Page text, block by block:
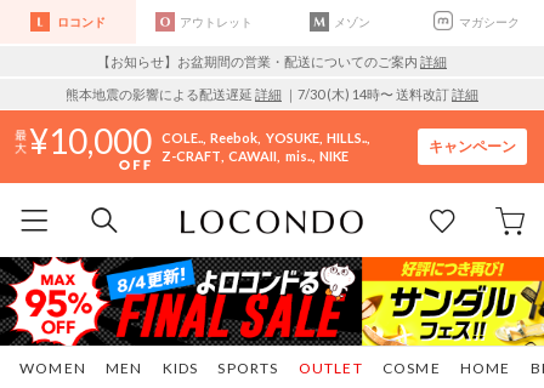
ロコンド アウトレット メゾン マガシーク
【お知らせ】お盆期間の営業・配送についてのご案内 詳細
熊本地震の影響による配送遅延 詳細 ｜7/30 (木) 14時〜 送料改訂詳細
10,000 COLE.. Reebok YOSUKE HILLS..
Z-CRAFT CAWAII mis.. NIKE
キャンペーン
WOMEN MEN KIDS SPORTS COSME HOME
OUTLET